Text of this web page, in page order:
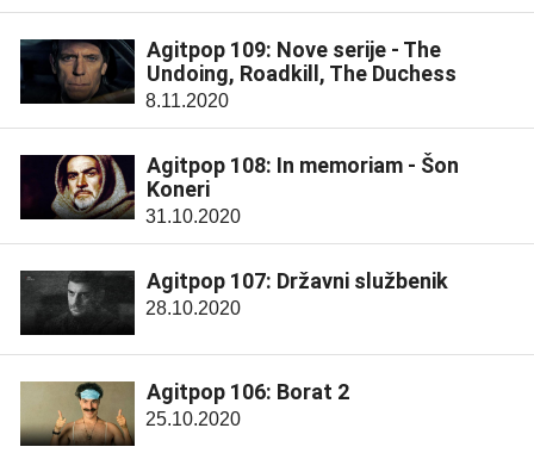
Agitpop 109: Nove serije - The
Undoing, Roadkill, The Duchess
8.11.2020
Agitpop 108: In memoriam - Šon
Koneri
31.10.2020
Agitpop 107: Državni službenik
28.10.2020
Agitpop 106: Borat 2
25.10.2020